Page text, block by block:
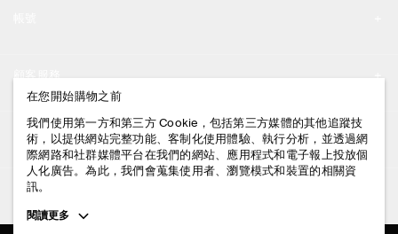
門市資訊
登入 / 註冊
聯絡我們
配送說明
付款說明
退貨及退款說明
法律資訊
隱私權政策
條款與細則
追蹤COS
在您開始購物之前
我們使用第一方和第三方 Cookie，包括第三方媒體的其他追蹤技
術，以提供網站完整功能、客制化使用體驗、執行分析，並透過網
際網路和社群媒體平台在我們的網站、應用程式和電子報上投放個
人化廣告。為此，我們會蒐集使用者、瀏覽模式和裝置的相關資
訊。
Toggle
閱讀更多